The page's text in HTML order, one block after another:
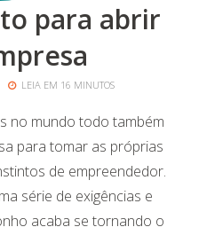
para abrir
LEIA EM 16 MINUTOS
no mundo todo também
para tomar as próprias
de empreendedor.
série de exigências e
acaba se tornando o